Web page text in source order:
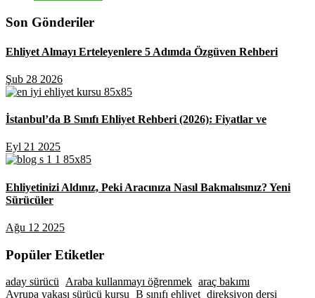
Son Gönderiler
Ehliyet Almayı Erteleyenlere 5 Adımda Özgüven Rehberi
Şub 28 2026
İstanbul’da B Sınıfı Ehliyet Rehberi (2026): Fiyatlar ve
Eyl 21 2025
Ehliyetinizi Aldınız, Peki Aracınıza Nasıl Bakmalısınız? Yeni
Sürücüler
Ağu 12 2025
Popüler Etiketler
aday sürücü Araba kullanmayı öğrenmek araç bakımı
Avrupa yakası sürücü kursu B sınıfı ehliyet direksiyon dersi